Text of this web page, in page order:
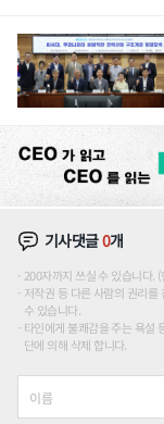
기사댓글0개
200자까지 쓰실 수 있습니다
저작권 등 다른 사람의 권리
수 있습니다.
타인에게 불쾌감을 주는 욕설
단에 의해 삭제 합니다.